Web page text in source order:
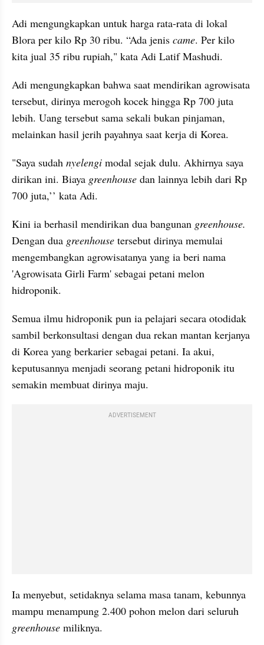
Adi mengungkapkan untuk harga rata-rata di lokal
Blora per kilo Rp 30 ribu. “Ada jenis came. Per kilo
kita jual 35 ribu rupiah," kata Adi Latif Mashudi.
Adi mengungkapkan bahwa saat mendirikan agrowisata
tersebut, dirinya merogoh kocek hingga Rp 700 juta
lebih. Uang tersebut sama sekali bukan pinjaman,
melainkan hasil jerih payahnya saat kerja di Korea.
"Saya sudah nyelengi modal sejak dulu. Akhirnya saya
dirikan ini. Biaya greenhouse dan lainnya lebih dari Rp
700 juta,’’ kata Adi.
Kini ia berhasil mendirikan dua bangunan greenhouse.
Dengan dua greenhouse tersebut dirinya memulai
mengembangkan agrowisatanya yang ia beri nama
'Agrowisata Girli Farm' sebagai petani melon
hidroponik.
Semua ilmu hidroponik pun ia pelajari secara otodidak
sambil berkonsultasi dengan dua rekan mantan kerjanya
di Korea yang berkarier sebagai petani. Ia akui,
keputusannya menjadi seorang petani hidroponik itu
semakin membuat dirinya maju.
ADVERTISEMENT
Ia menyebut, setidaknya selama masa tanam, kebunnya
greenhouse miliknya.